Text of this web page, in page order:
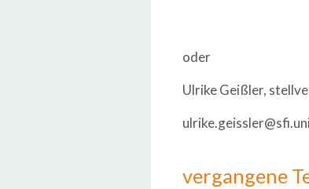
oder
Ulrike Geißler,
vergangene